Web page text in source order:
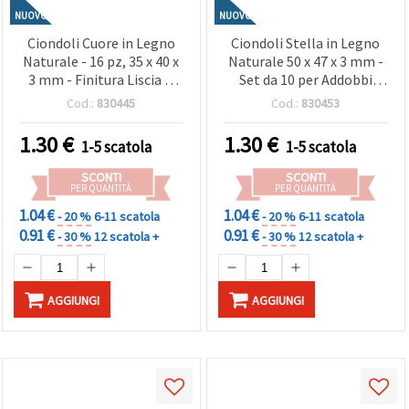
NUOVO
Ciondoli Cuore in Legno
Naturale - 16 pz, 35 x 40 x
3 mm - Finitura Liscia &
Design Elegante, Ideali,
Scrapbooking e Progetti,
Romantici
Cod.: 830445
1.30€ 1-5 scatola
SCONTI
PER QUANTITÀ
1.04 €- 20 %6-11 scatola
0.91 €- 30 %12 scatola +
AGGIUNGI
NUOVO
Ciondoli Stella in Legno
Naturale 50 x 47 x 3 mm -
Set da 10 per Addobbi
Natalizi, Bigiotteria e
Cod.: 830453
1.30€ 1-5 scatola
SCONTI
PER QUANTITÀ
1.04 €- 20 %6-11 scatola
0.91 €- 30 %12 scatola +
AGGIUNGI